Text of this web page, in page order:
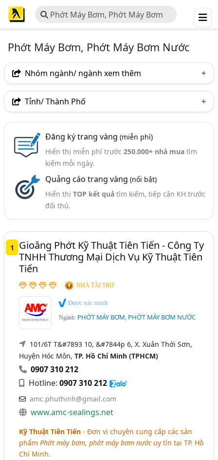
Phớt Máy Bơm, Phớt Máy Bơm
Nước
Phớt Máy Bơm, Phớt Máy Bơm Nước
Nhóm ngành/ ngành xem thêm
Ngành nghề
Ngành xem thêm
Máy Bơm, Máy Bơm Nước - Công Ty Sản Xuất Và Phân
Gioăng, Phớt (139)
Máy Bơm - Thiết Bị Và Phụ Tùng (96)
Tỉnh/ Thành Phố
Đăng ký trang vàng (miễn phí)
Hiển thị miễn phí trước 250.000+ nhà muatìm
kiếm mỗi ngày.
Quảng cáo trang vàng (nổi bật)
Hiển thị TOP kết quảtìm kiếm, tiếp cận KH trước
đối thủ.
1
Gioăng Phớt Kỹ Thuật Tiên Tiến - Công Ty
TNHH Thương Mại Dịch Vụ Kỹ Thuật Tiên
Tiến
NHÀ TÀI TRỢ
Được xác minh
Ngành: PHỚT MÁY BƠM, PHỚT MÁY BƠM NƯỚC
101/6T T&#7893 10, &#7844p 6, X. Xuân Thới Sơn,
Huyện Hóc Môn,TP. Hồ Chí Minh (TPHCM)
0907 310 212
Hotline:0907 310 212
amc.phuthinh@gmail.com
www.amc-sealings.net
Kỹ Thuật Tiên Tiến - Đơn vị chuyên cung cấp các sản
phẩmPhớt máy bơm, phớt máy bơm nướcuy tín tại TP. Hồ
Chí Minh.